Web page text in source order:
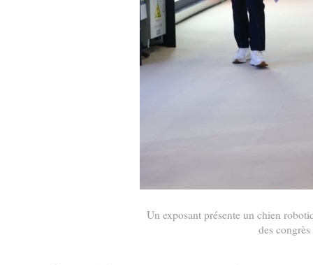
Un exposant présente un chien
des